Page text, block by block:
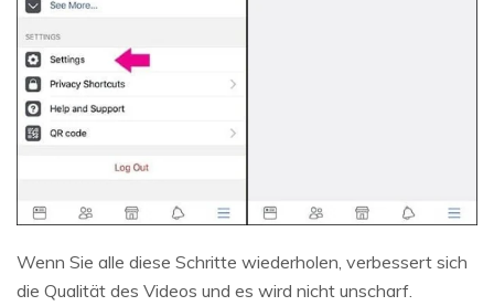
Wenn Sie alle diese Schritte wiederholen, verbessert sich
die Qualität des Videos und es wird nicht unscharf.